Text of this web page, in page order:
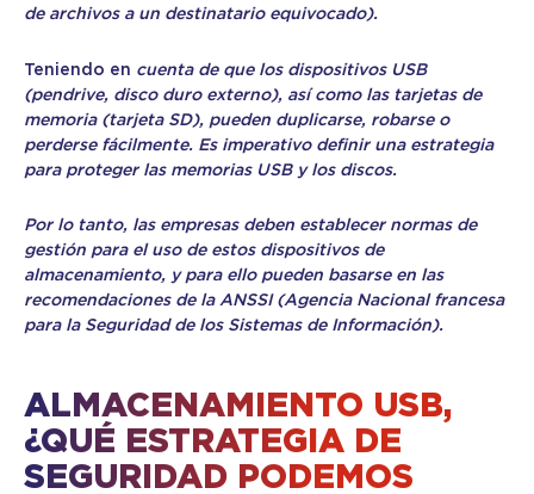
de archivos a un destinatario equivocado).
Teniendo en cuenta de que los dispositivos USB
(pendrive, disco duro externo), así como las tarjetas de
memoria (tarjeta SD), pueden duplicarse, robarse o
perderse fácilmente. Es imperativo definir una estrategia
para proteger las memorias USB y los discos.
Por lo tanto, las empresas deben establecer normas de
gestión para el uso de estos dispositivos de
almacenamiento, y para ello pueden basarse en las
recomendaciones de la ANSSI (Agencia Nacional francesa
para la Seguridad de los Sistemas de Información).
ALMACENAMIENTO USB,
¿QUÉ ESTRATEGIA DE
SEGURIDAD PODEMOS